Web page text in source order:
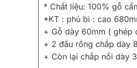
* Chất liệu: 100% gỗ
*KT : phủ bì : cao
+ Gỗ dày 60mm ( ghép
+ 2 đầu rồng chắp dày
+ Còn lại chắp nổi dày